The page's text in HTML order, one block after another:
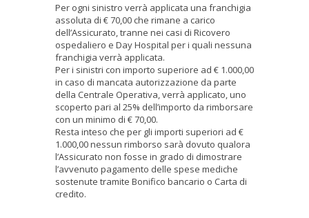
Per ogni sinistro verrà applicata una franchigia
assoluta di € 70,00 che rimane a carico
dell’Assicurato, tranne nei casi di Ricovero
ospedaliero e Day Hospital per i quali nessuna
franchigia verrà applicata.
Per i sinistri con importo superiore ad € 1.000,00
in caso di mancata autorizzazione da parte
della Centrale Operativa, verrà applicato, uno
scoperto pari al 25% dell’importo da rimborsare
con un minimo di € 70,00.
Resta inteso che per gli importi superiori ad €
1.000,00 nessun rimborso sarà dovuto qualora
l’Assicurato non fosse in grado di dimostrare
l’avvenuto pagamento delle spese mediche
sostenute tramite Bonifico bancario o Carta di
credito.